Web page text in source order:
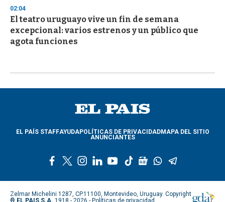
02:04
El teatro uruguayo vive un fin de semana
excepcional: varios estrenos y un público que
agota funciones
EL PAÍS STAFFAYUDAPOLÍTICAS DE PRIVACIDADMAPA DEL SITIO
ANUNCIANTES
c
e
b
w
i
t
s
t
a
l
n
k
e
y
u
u
t
k
o
g
o
l
w
a
s
l
e
g
Zelmar Michelini 1287, CP.11100, Montevideo, Uruguay. Copyright
® EL PAIS S.A. 1918 - 2026 - Políticas de privacidad